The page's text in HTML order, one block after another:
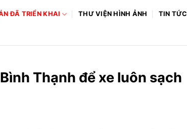
ĐÃ TRIỂN KHAI THƯ VIỆN HÌNH ẢNH TIN TỨC
Thạnh để xe luôn sạch